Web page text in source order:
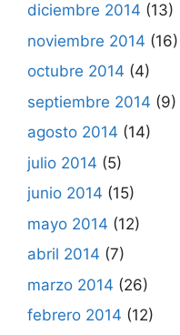
diciembre 2014 (13)
noviembre 2014 (16)
octubre 2014 (4)
septiembre 2014 (9)
agosto 2014 (14)
julio 2014 (5)
junio 2014 (15)
mayo 2014 (12)
abril 2014 (7)
marzo 2014 (26)
febrero 2014 (12)